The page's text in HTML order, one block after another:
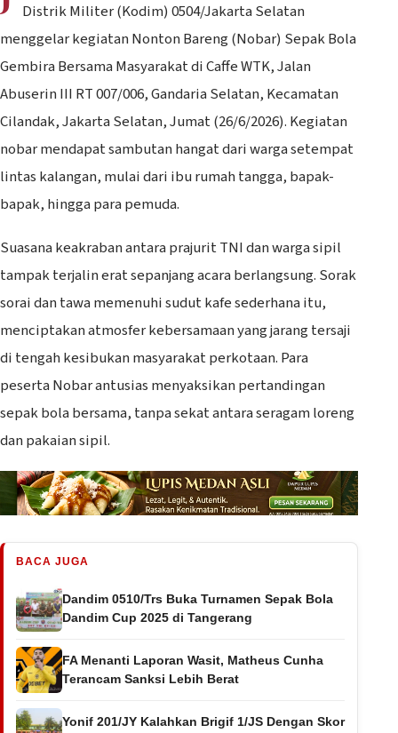
Distrik Militer (Kodim) 0504/Jakarta Selatan
menggelar kegiatan Nonton Bareng (Nobar) Sepak Bola
Gembira Bersama Masyarakat di Caffe WTK, Jalan
Abuserin III RT 007/006, Gandaria Selatan, Kecamatan
Cilandak, Jakarta Selatan, Jumat (26/6/2026). Kegiatan
nobar mendapat sambutan hangat dari warga setempat
lintas kalangan, mulai dari ibu rumah tangga, bapak-
bapak, hingga para pemuda.
Suasana keakraban antara prajurit TNI dan warga sipil
tampak terjalin erat sepanjang acara berlangsung. Sorak
sorai dan tawa memenuhi sudut kafe sederhana itu,
menciptakan atmosfer kebersamaan yang jarang tersaji
di tengah kesibukan masyarakat perkotaan. Para
peserta Nobar antusias menyaksikan pertandingan
sepak bola bersama, tanpa sekat antara seragam loreng
dan pakaian sipil.
BACA JUGA
Dandim 0510/Trs Buka Turnamen Sepak Bola
Dandim Cup 2025 di Tangerang
FA Menanti Laporan Wasit, Matheus Cunha
Terancam Sanksi Lebih Berat
Yonif 201/JY Kalahkan Brigif 1/JS Dengan Skor